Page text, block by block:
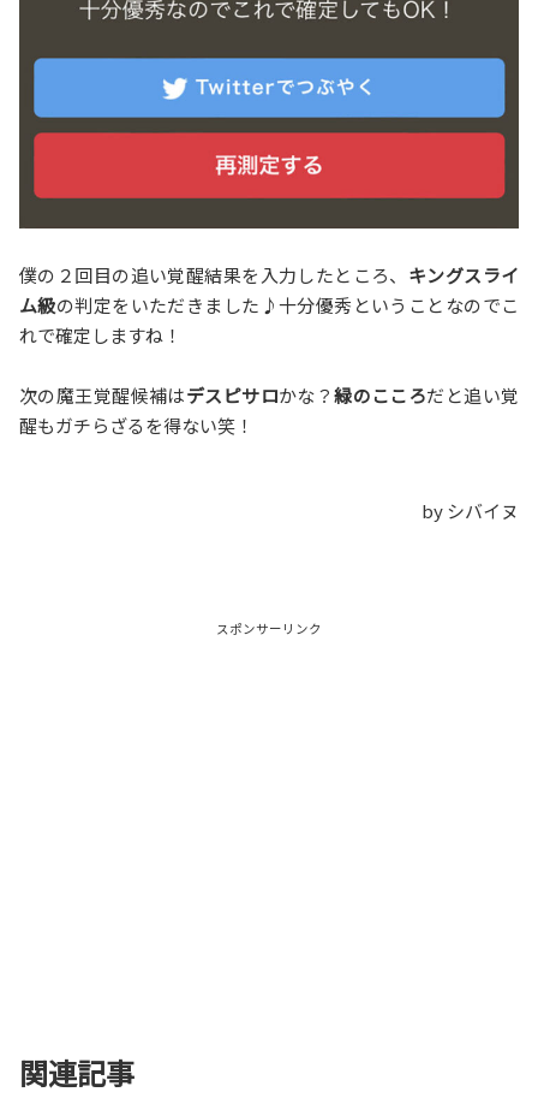
僕の２回目の追い覚醒結果を入力したところ、 キングスライ
ム級の判定をいただきました♪十分優秀ということなのでこ
れで確定しますね！
次の魔王覚醒候補はデスピサロかな？緑のこころだと追い覚
醒もガチらざるを得ない笑！
by シバイヌ
スポンサーリンク
関連記事